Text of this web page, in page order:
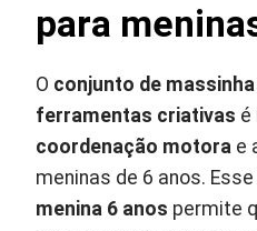
para
O conjunto de
ferramentas criativas é
coordenação motora e
meninas de 6 anos.
menina 6 anos permite